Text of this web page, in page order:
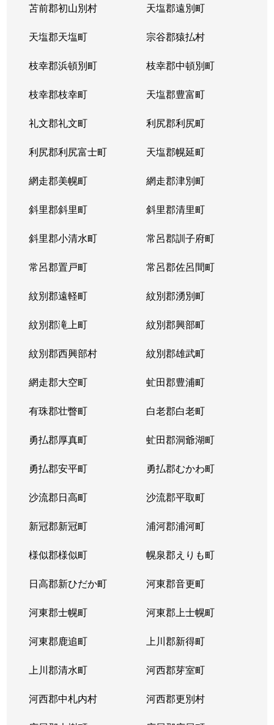
苫前郡初山別村 天塩郡遠別町
天塩郡天塩町 宗谷郡猿払村
枝幸郡浜頓別町 枝幸郡中頓別町
枝幸郡枝幸町 天塩郡豊富町
礼文郡礼文町 利尻郡利尻町
利尻郡利尻富士町 天塩郡幌延町
網走郡美幌町 網走郡津別町
斜里郡斜里町 斜里郡清里町
斜里郡小清水町 常呂郡訓子府町
常呂郡置戸町 常呂郡佐呂間町
紋別郡遠軽町 紋別郡湧別町
紋別郡滝上町 紋別郡興部町
紋別郡西興部村 紋別郡雄武町
網走郡大空町 虻田郡豊浦町
有珠郡壮瞥町 白老郡白老町
勇払郡厚真町 虻田郡洞爺湖町
勇払郡安平町 勇払郡むかわ町
沙流郡日高町 沙流郡平取町
新冠郡新冠町 浦河郡浦河町
様似郡様似町 幌泉郡えりも町
日高郡新ひだか町 河東郡音更町
河東郡士幌町 河東郡上士幌町
河東郡鹿追町 上川郡新得町
上川郡清水町 河西郡芽室町
河西郡中札内村 河西郡更別村